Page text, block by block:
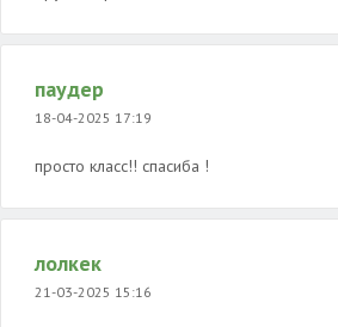
паудер
18-04-2025 17:19
просто класс!! спасиба !
лолкек
21-03-2025 15:16